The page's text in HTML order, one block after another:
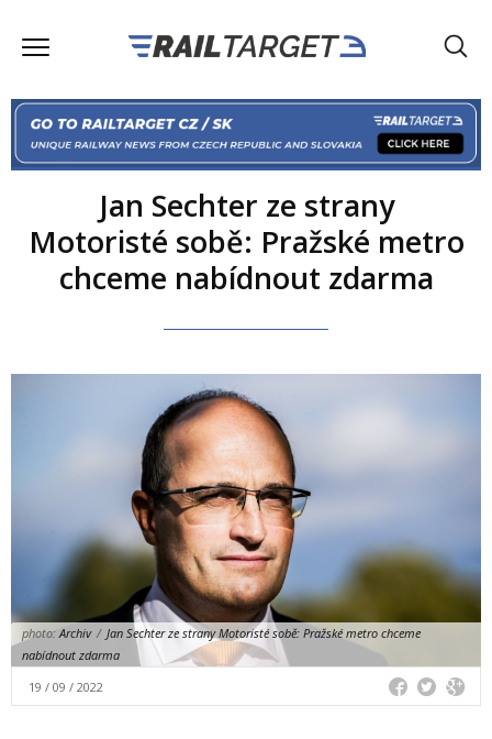
Jan Sechter ze strany
Motoristé sobě: Pražské metro
chceme nabídnout zdarma
photo:Archiv / Jan Sechter ze strany Motoristé sobě: Pražské metro chceme
nabídnout zdarma
19 / 09 / 2022